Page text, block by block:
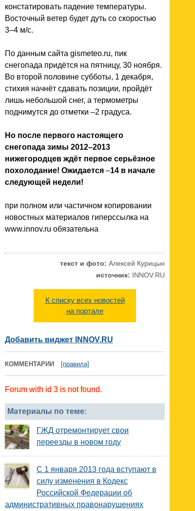
констатировать падение температуры.
Восточный ветер будет дуть со скоростью
3–4 м/с.
По данным сайта gismeteo.ru, пик
снегопада придётся на пятницу, 30 ноября.
Во второй половине субботы, 1 декабря,
стихия начнёт сдавать позиции, пройдёт
лишь небольшой снег, а термометры
поднимутся до отметки –2 градуса.
Но после первого настоящего
снегопада зимы 2012–2013
нижегородцев ждёт первое серьёзное
похолодание! Ожидается –14 в начале
следующей недели!
при полном или частичном копировании
новостных материалов гиперссылка на
www.innov.ru обязательна
текст и фото: Алексей Курицын
источник: INNOV.RU
К списку всех новостей
на портале
Добавить виджет INNOV.RU
КОММЕНТАРИИ [правила]
Forum with id 3 is not found.
Материалы по теме:
ГЖД отремонтирует свои
переезды в новом году
С 1 января 2013 года вступают в
силу изменения в Кодекс
Российской Федерации об
административных правонарушениях